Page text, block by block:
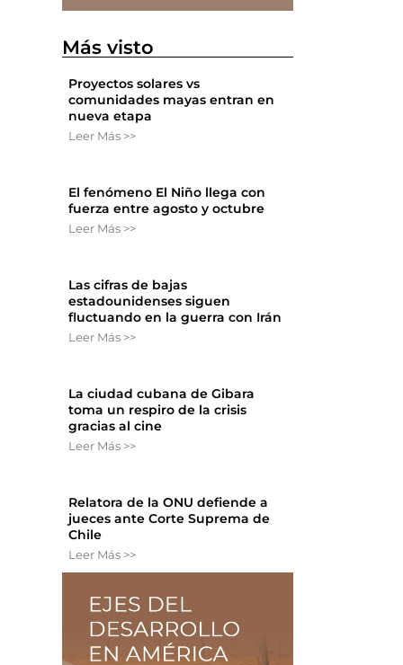
Más visto
Proyectos solares vs
comunidades mayas entran en
nueva etapa
Leer Más >>
El fenómeno El Niño llega con
fuerza entre agosto y octubre
Leer Más >>
Las cifras de bajas
estadounidenses siguen
fluctuando en la guerra con Irán
Leer Más >>
La ciudad cubana de Gibara
toma un respiro de la crisis
gracias al cine
Leer Más >>
Relatora de la ONU defiende a
jueces ante Corte Suprema de
Chile
Leer Más >>